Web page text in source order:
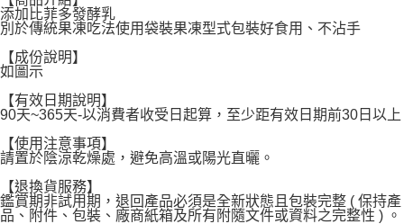
添加比菲多發酵乳
別於傳統果凍吃法使用袋裝果凍型式包裝好食用、不沾手
【成份說明】
如圖示
【有效日期說明】
90天~365天-以消費者收受日起算，至少距有效日期前30日以上
【使用注意事項】
請置於陰涼乾燥處，避免高溫或陽光直曬。
【退換貨服務】
鑑賞期非試用期，退回產品必須是全新狀態且包裝完整 ( 保持產
品、附件、包裝、廠商紙箱及所有附隨文件或資料之完整性 ) 。